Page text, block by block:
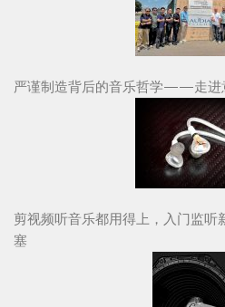
严谨制造背后的音乐哲学——走进
剪视频听音乐都用得上，入门监听
塞